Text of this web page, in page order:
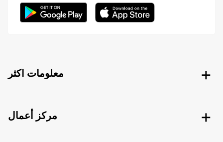
معلومات اكثر
مركز أعمال